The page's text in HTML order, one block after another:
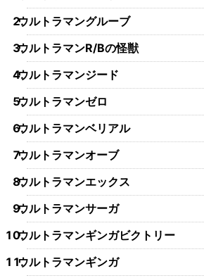
ウルトラマングルーブ
ウルトラマンR/Bの怪獣
ウルトラマンジード
ウルトラマンゼロ
ウルトラマンベリアル
ウルトラマンオーブ
ウルトラマンエックス
ウルトラマンサーガ
ウルトラマンギンガビクトリー
ウルトラマンギンガ